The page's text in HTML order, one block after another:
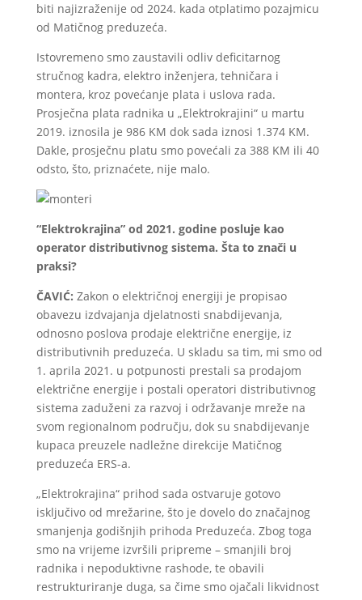
biti najizraženije od 2024. kada otplatimo pozajmicu
od Matičnog preduzeća.
Istovremeno smo zaustavili odliv deficitarnog
stručnog kadra, elektro inženjera, tehničara i
montera, kroz povećanje plata i uslova rada.
Prosječna plata radnika u „Elektrokrajini“ u martu
2019. iznosila je 986 KM dok sada iznosi 1.374 KM.
Dakle, prosječnu platu smo povećali za 388 KM ili 40
odsto, što, priznaćete, nije malo.
“Elektrokrajina” od 2021. godine posluje kao
operator distributivnog sistema. Šta to znači u
praksi?
ČAVIĆ: Zakon o električnoj energiji je propisao
obavezu izdvajanja djelatnosti snabdijevanja,
odnosno poslova prodaje električne energije, iz
distributivnih preduzeća. U skladu sa tim, mi smo od
1. aprila 2021. u potpunosti prestali sa prodajom
električne energije i postali operatori distributivnog
sistema zaduženi za razvoj i održavanje mreže na
svom regionalnom području, dok su snabdijevanje
kupaca preuzele nadležne direkcije Matičnog
preduzeća ERS-a.
„Elektrokrajina“ prihod sada ostvaruje gotovo
isključivo od mrežarine, što je dovelo do značajnog
smanjenja godišnjih prihoda Preduzeća. Zbog toga
smo na vrijeme izvršili pripreme – smanjili broj
radnika i nepoduktivne rashode, te obavili
restrukturiranje duga, sa čime smo ojačali likvidnost